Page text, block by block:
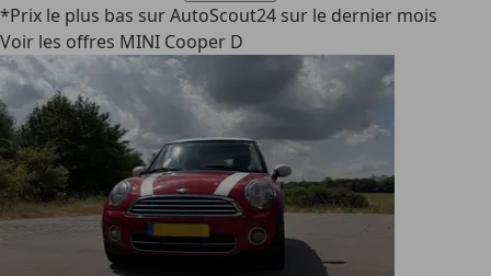
*Prix le plus bas sur AutoScout24 sur le dernier mois
Voir les offres MINI Cooper D